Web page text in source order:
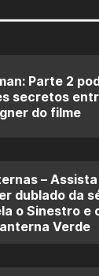
Parte 2
secretos
do filme
–
dublado da
o Sinestro e
Verde